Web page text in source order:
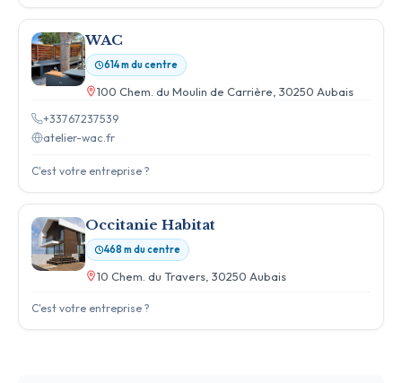
WAC
614 m du centre
100 Chem. du Moulin de Carrière, 30250 Aubais
+33767237539
atelier-wac.fr
C'est votre entreprise ?
Occitanie Habitat
468 m du centre
10 Chem. du Travers, 30250 Aubais
C'est votre entreprise ?